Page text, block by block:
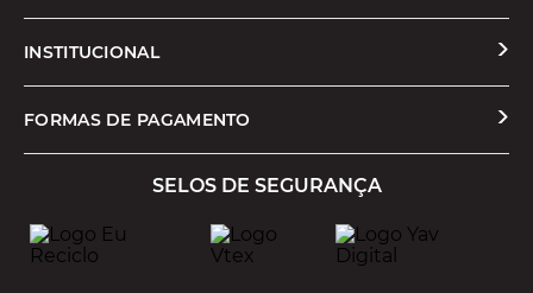
Solicitar Troca ou Devolução
Formas de Pagamento
Cashback
INSTITUCIONAL
Quem Somos
Trabalhe Conosco
FORMAS DE PAGAMENTO
SELOS DE SEGURANÇA